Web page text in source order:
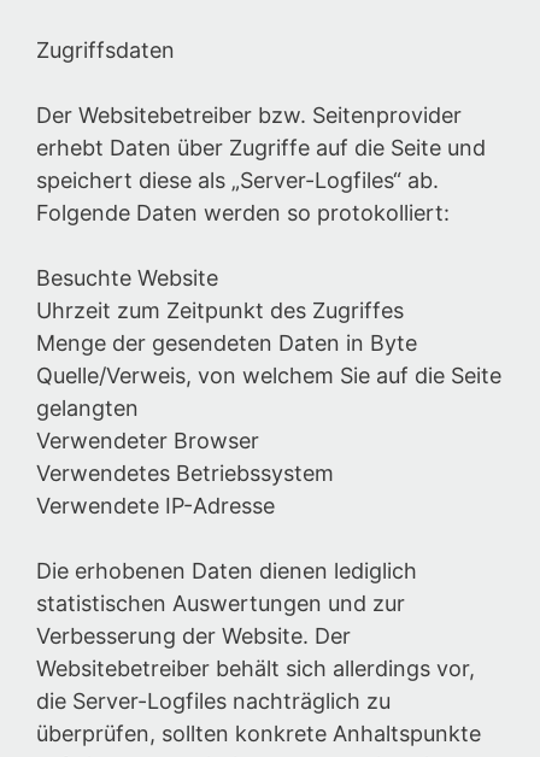
Zugriffsdaten
Der Websitebetreiber bzw. Seitenprovider
erhebt Daten über Zugriffe auf die Seite und
speichert diese als „Server-Logfiles“ ab.
Folgende Daten werden so protokolliert:
Besuchte Website
Uhrzeit zum Zeitpunkt des Zugriffes
Menge der gesendeten Daten in Byte
Quelle/Verweis, von welchem Sie auf die Seite
gelangten
Verwendeter Browser
Verwendetes Betriebssystem
Verwendete IP-Adresse
Die erhobenen Daten dienen lediglich
statistischen Auswertungen und zur
Verbesserung der Website. Der
Websitebetreiber behält sich allerdings vor,
die Server-Logfiles nachträglich zu
überprüfen, sollten konkrete Anhaltspunkte